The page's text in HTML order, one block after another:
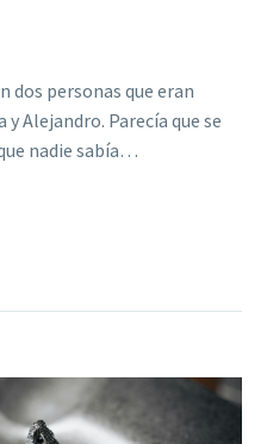
personas que eran
Alejandro. Parecía que se
nadie sabía…